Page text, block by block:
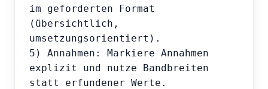
im geforderten Format
(übersichtlich,
umsetzungsorientiert).
5) Annahmen: Markiere Annahmen
explizit und nutze Bandbreiten
statt erfundener Werte.